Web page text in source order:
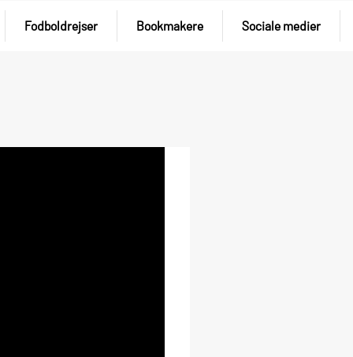
Fodboldrejser Bookmakere Sociale medier